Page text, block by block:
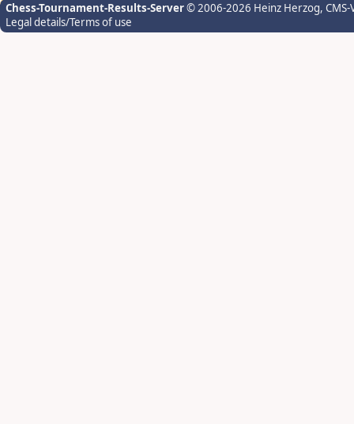
Chess-Tournament-Results-Server© 2006-2026 Heinz Herzog,
Legal details/Terms of use